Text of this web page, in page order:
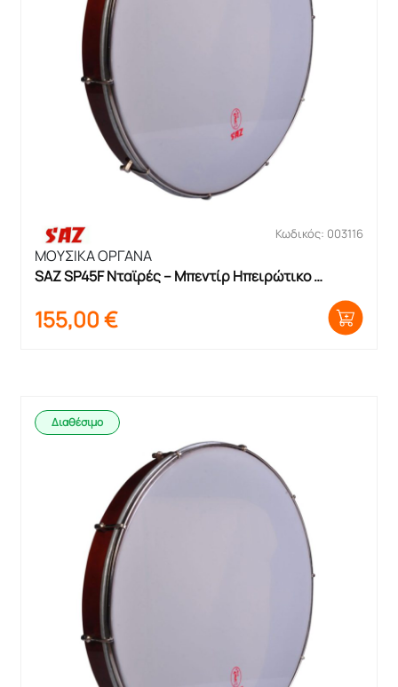
Κωδικός: 003116
ΜΟΥΣΙΚΑ ΟΡΓΑΝΑ
SAZ SP45F Νταϊρές – Μπεντίρ Ηπειρώτικο
155,00€
Διαθέσιμο